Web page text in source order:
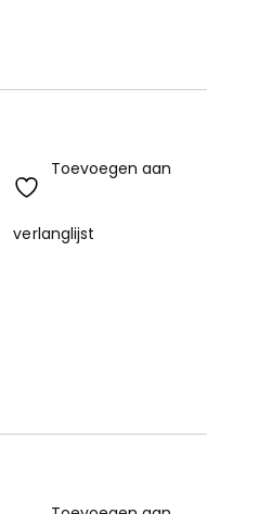
Toevoegen aan
verlanglijst